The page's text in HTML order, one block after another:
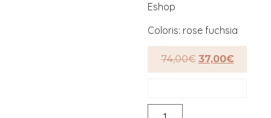
Eshop
Coloris: rose fuchsia
74,00€ 37,00€